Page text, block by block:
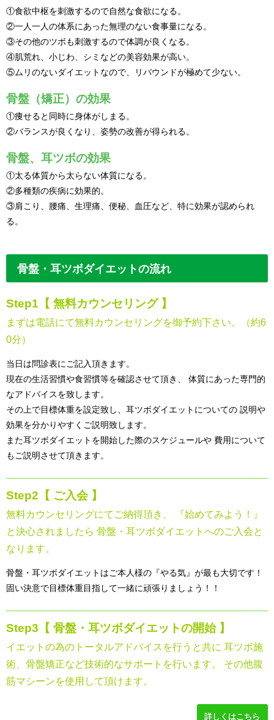
①食欲中枢を刺激するので自然な食欲になる。
②一人一人の体系にあった無理のない食事量になる。
③その他のツボも刺激するので体調が良くなる。
④肌荒れ、小じわ、シミなどの美容効果が高い。
⑤ムリのないダイエットなので、リバウンドが極めて少ない。
骨盤（矯正）の効果
①痩せると同時に身体がしまる。
②バランスが良くなり、姿勢の改善が得られる。
骨盤、耳ツボの効果
①太る体質から太らない体質になる。
②多種類の疾病に効果的。
③肩こり、腰痛、生理痛、便秘、血圧など、特に効果が認められ
る。
骨盤・耳ツボダイエットの流れ
Step1 【 無料カウンセリング 】
まずは電話にて無料カウンセリングを御予約下さい。（約6
0分）
当日は問診表にご記入頂きます。
現在の生活習慣や食習慣等を確認させて頂き、 体質にあった専門的
なアドバイスを致します。
その上で目標体重を設定致し、耳ツボダイエットについての 説明や
効果を分かりやすくご説明致します。
また耳ツボダイエットを開始した際のスケジュールや 費用について
もご説明させて頂きます。
Step2 【 ご入会 】
無料カウンセリングにてご納得頂き、 『始めてみよう！』
と決心されましたら 骨盤・耳ツボダイエットへのご入会と
なります。
骨盤・耳ツボダイエットはご本人様の『やる気』が最も大切です！
固い決意で目標体重目指して一緒に頑張りましょう！！
Step3 【 骨盤・耳ツボダイエットの開始 】
イエットの為のトータルアドバイスを行うと共に 耳ツボ施
術、骨盤矯正など技術的なサポートを行います。 その他腹
筋マシーンを使用して頂けます。
詳しくはこちら